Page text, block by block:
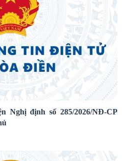
Nghị định số 285/2026/NĐ-CP